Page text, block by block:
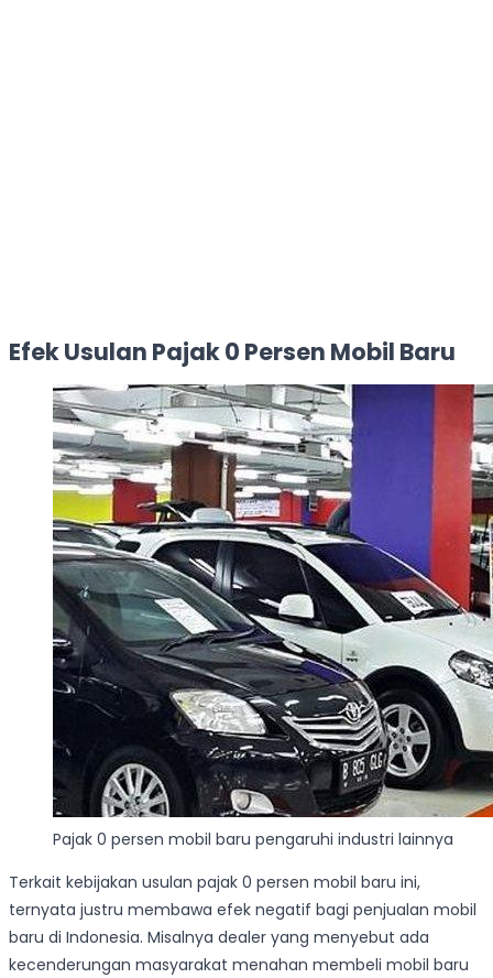
Efek Usulan Pajak 0 Persen Mobil Baru
Pajak 0 persen mobil baru pengaruhi industri lainnya
Terkait kebijakan usulan pajak 0 persen mobil baru ini,
ternyata justru membawa efek negatif bagi penjualan mobil
baru di Indonesia. Misalnya dealer yang menyebut ada
kecenderungan masyarakat menahan membeli mobil baru